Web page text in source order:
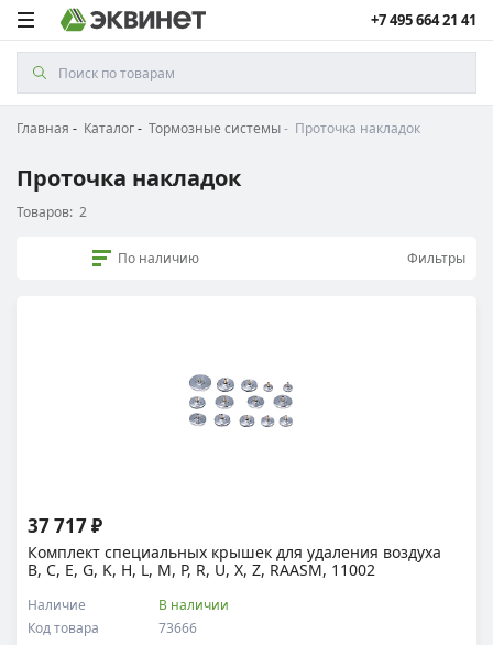
+7 495 664 21 41
Главная Каталог Тормозные системы Проточка накладок
Проточка накладок
Товаров: 2
По наличию Фильтры
Комплект специальных крышек для удаления воздуха
B, C, E, G, K, H, L, M, P, R, U, X, Z, RAASM, 11002
Код товара 73666
Наличие В наличии
37 717 ₽